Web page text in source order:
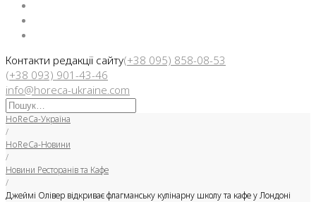
Контакти редакції сайту(+38 095) 858-08-53
(+38 093) 901-43-46
info@horeca-ukraine.com
Искать:
HoReCa-Україна
/
HoReCa-Новини
/
Новини Ресторанів та Кафе
/
Джеймі Олівер відкриває флагманську кулінарну школу та кафе у Лондоні